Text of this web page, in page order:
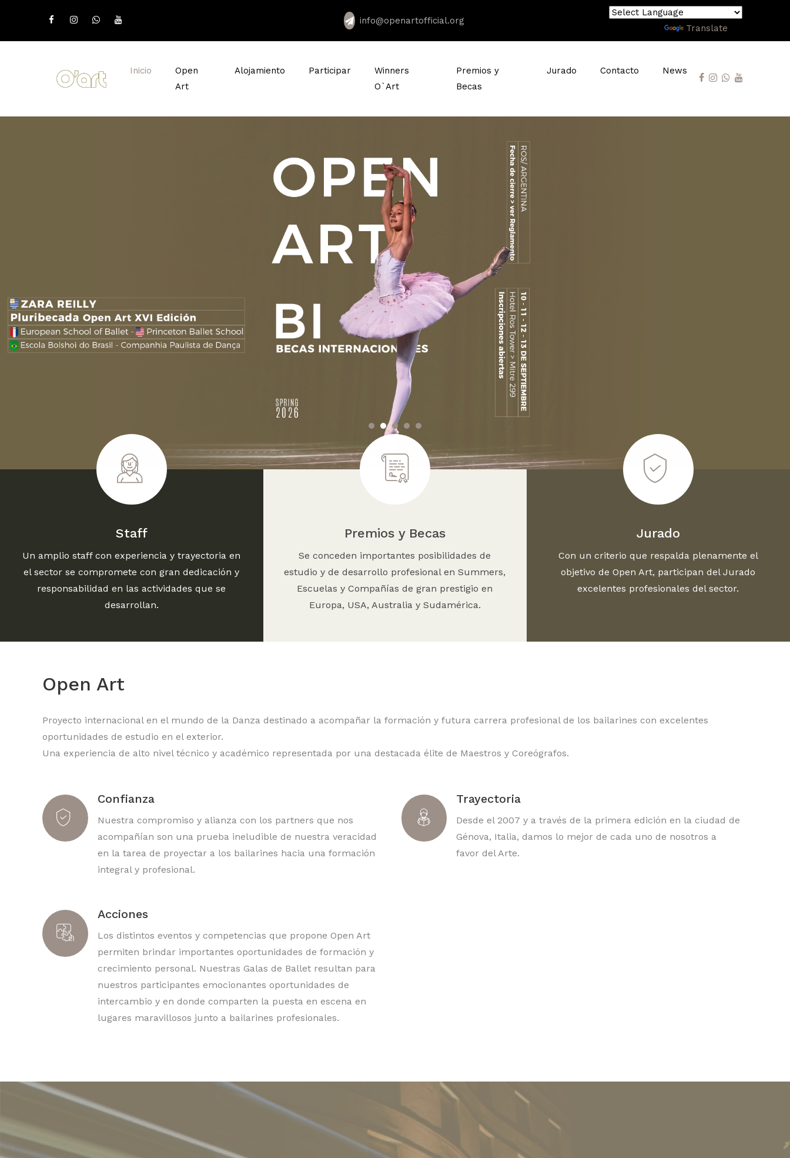
info@openartofficial.org
Translate
Inicio
Open
Art
Alojamiento Participar
Winners
O`Art
Premios y
Becas
Jurado Contacto News
Staff
Un amplio staff con experiencia y trayectoria en
el sector se compromete con gran dedicación y
responsabilidad en las actividades que se
desarrollan.
Premios y Becas
Se conceden importantes posibilidades de
estudio y de desarrollo profesional en Summers,
Escuelas y Compañías de gran prestigio en
Europa, USA, Australia y Sudamérica.
Jurado
Con un criterio que respalda plenamente el
objetivo de Open Art, participan del Jurado
excelentes profesionales del sector.
Open Art
Proyecto internacional en el mundo de la Danza destinado a acompañar la formación y futura carrera profesional de los bailarines con excelentes
oportunidades de estudio en el exterior.
Una experiencia de alto nivel técnico y académico representada por una destacada élite de Maestros y Coreógrafos.
Confianza
Nuestra compromiso y alianza con los partners que nos
acompañían son una prueba ineludible de nuestra veracidad
en la tarea de proyectar a los bailarines hacia una formación
integral y profesional.
Trayectoria
Desde el 2007 y a través de la primera edición en la ciudad de
Génova, Italia, damos lo mejor de cada uno de nosotros a
favor del Arte.
Acciones
Los distintos eventos y competencias que propone Open Art
permiten brindar importantes oportunidades de formación y
crecimiento personal. Nuestras Galas de Ballet resultan para
nuestros participantes emocionantes oportunidades de
intercambio y en donde comparten la puesta en escena en
lugares maravillosos junto a bailarines profesionales.